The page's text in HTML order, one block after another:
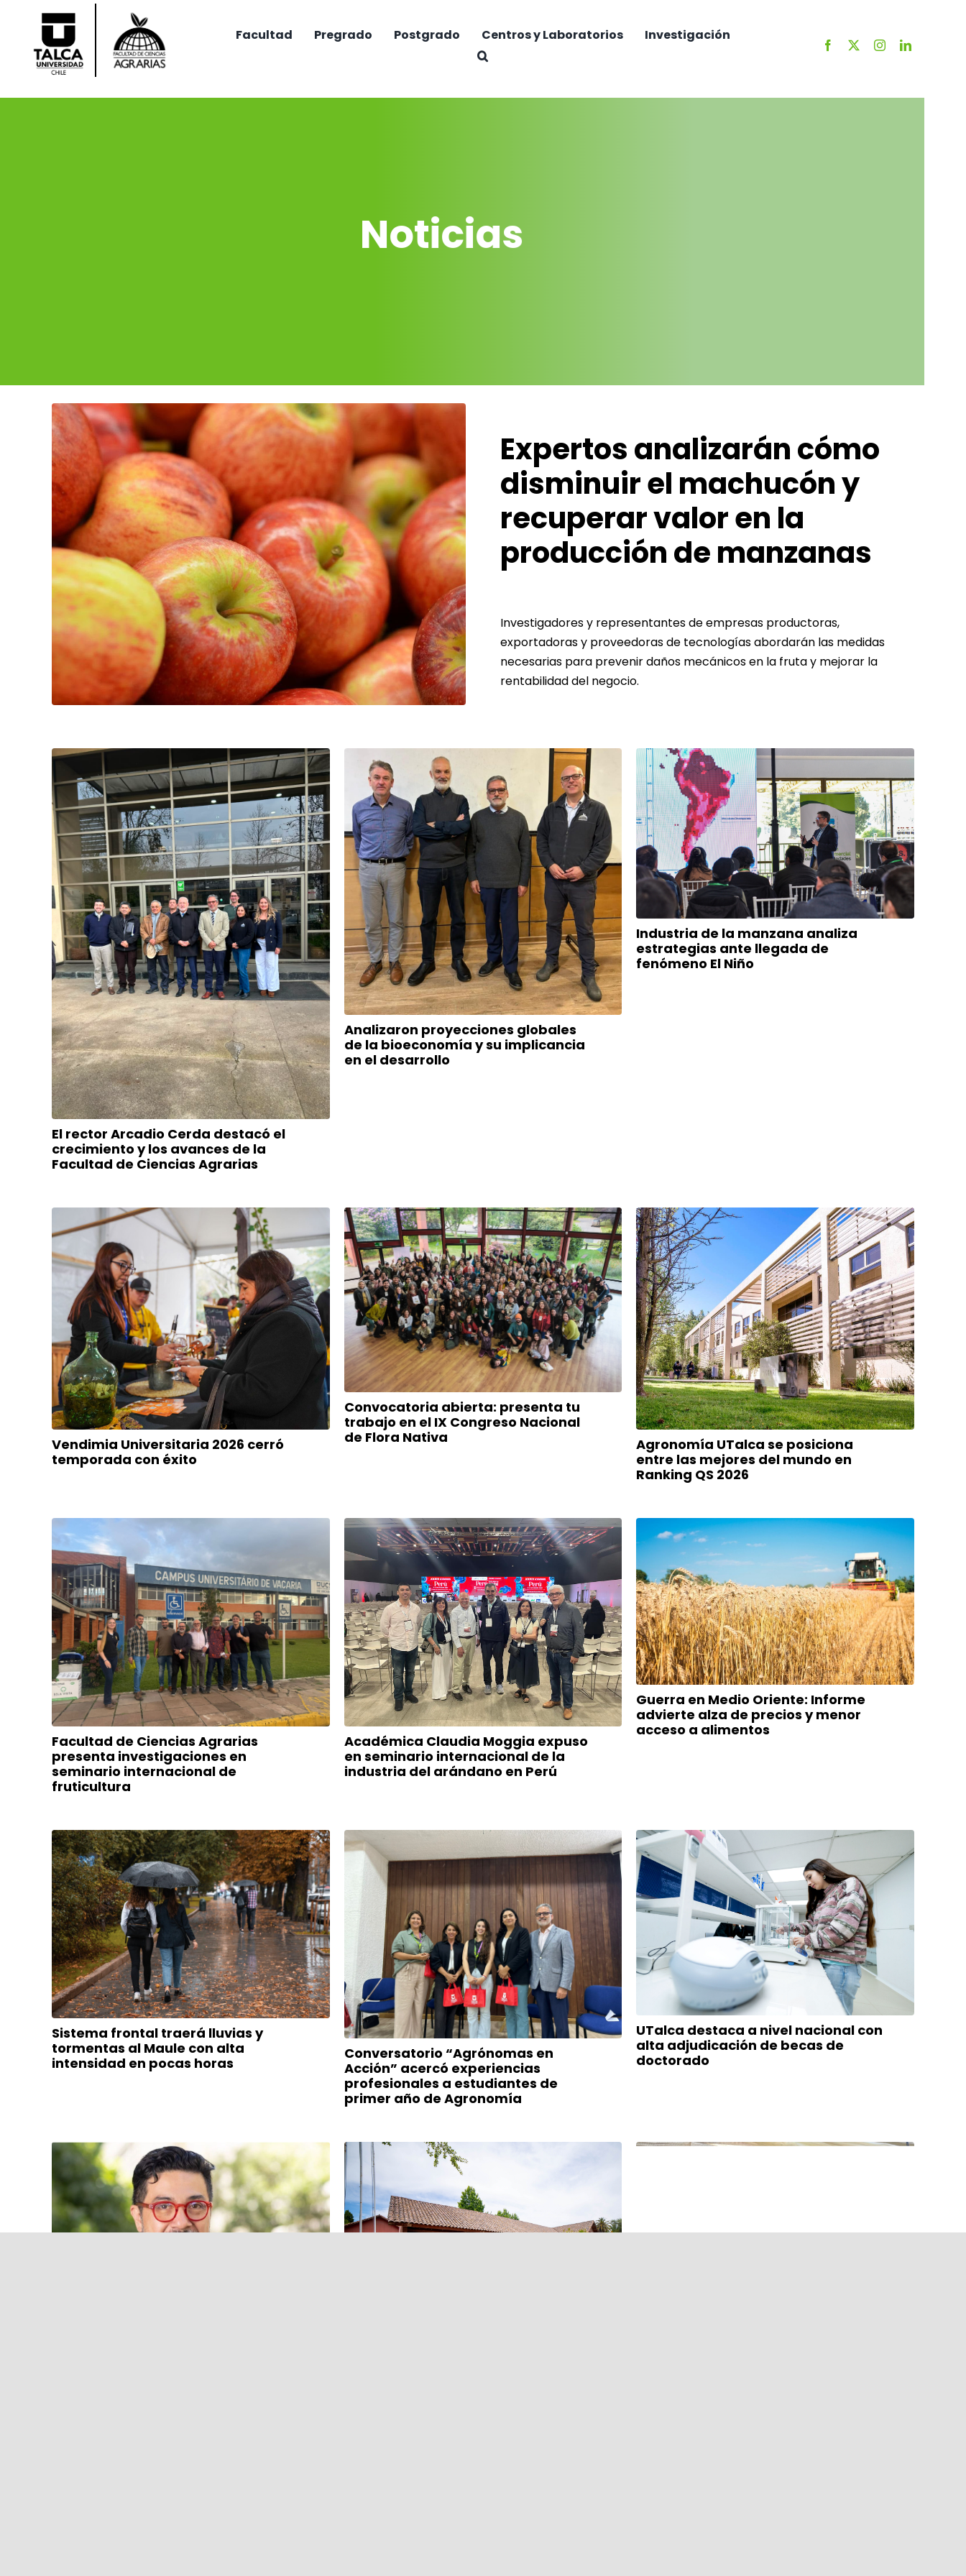
contenido
Facultad Pregrado Postgrado Centros y Laboratorios Investigación
Noticias
Expertos analizarán cómo
disminuir el machucón y
recuperar valor en la
producción de manzanas
Investigadores y representantes de empresas productoras,
exportadoras y proveedoras de tecnologías abordarán las medidas
necesarias para prevenir daños mecánicos en la fruta y mejorar la
rentabilidad del negocio.
El rector Arcadio Cerda destacó el
crecimiento y los avances de la
Facultad de Ciencias Agrarias
Analizaron proyecciones globales
de la bioeconomía y su implicancia
en el desarrollo
Industria de la manzana analiza
estrategias ante llegada de
fenómeno El Niño
Vendimia Universitaria 2026 cerró
temporada con éxito
Convocatoria abierta: presenta tu
trabajo en el IX Congreso Nacional
de Flora Nativa
Agronomía UTalca se posiciona
entre las mejores del mundo en
Ranking QS 2026
Facultad de Ciencias Agrarias
presenta investigaciones en
seminario internacional de
fruticultura
Académica Claudia Moggia expuso
en seminario internacional de la
industria del arándano en Perú
Guerra en Medio Oriente: Informe
advierte alza de precios y menor
acceso a alimentos
Sistema frontal traerá lluvias y
tormentas al Maule con alta
intensidad en pocas horas
Conversatorio “Agrónomas en
Acción” acercó experiencias
profesionales a estudiantes de
primer año de Agronomía
UTalca destaca a nivel nacional con
alta adjudicación de becas de
doctorado